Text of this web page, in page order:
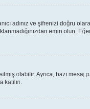
adınız ve şifrenizi doğru
emin olun.
olabilir. Ayrıca, bazı